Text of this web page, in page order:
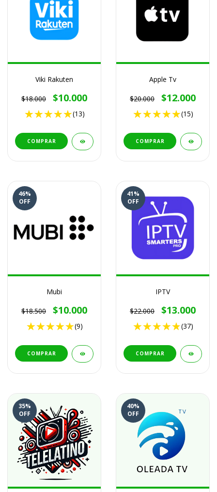
Viki Rakuten
$18.000 $10.000
(13)
COMPRAR
Apple Tv
$20.000 $12.000
(15)
COMPRAR
46%
OFF
Mubi
$18.500 $10.000
(9)
COMPRAR
41%
OFF
IPTV
$22.000 $13.000
(37)
COMPRAR
35%
OFF
40%
OFF